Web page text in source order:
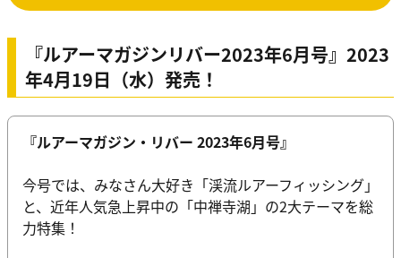
『ルアーマガジンリバー2023年6月号』2023
年4月19日（水）発売！
『ルアーマガジン・リバー 2023年6月号』
今号では、みなさん大好き「渓流ルアーフィッシング」
と、近年人気急上昇中の「中禅寺湖」の2大テーマを総
力特集！